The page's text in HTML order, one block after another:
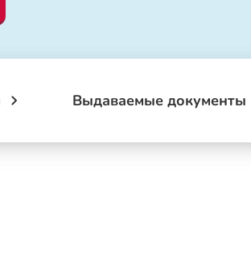
Выдаваемые документы